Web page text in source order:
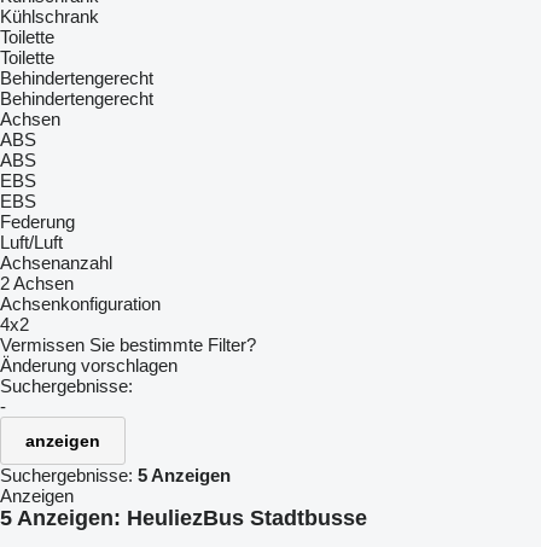
Kühlschrank
Toilette
Toilette
Behindertengerecht
Behindertengerecht
Achsen
ABS
ABS
EBS
EBS
Federung
Luft/Luft
Achsenanzahl
2 Achsen
Achsenkonfiguration
4x2
Vermissen Sie bestimmte Filter?
Änderung vorschlagen
Suchergebnisse:
-
anzeigen
Suchergebnisse: 5 Anzeigen
Anzeigen
5 Anzeigen: HeuliezBus Stadtbusse